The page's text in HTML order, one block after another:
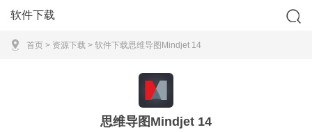
软件下载
首页 > 资源下载 > 软件下载思维导图Mindjet 14
思维导图Mindjet 14